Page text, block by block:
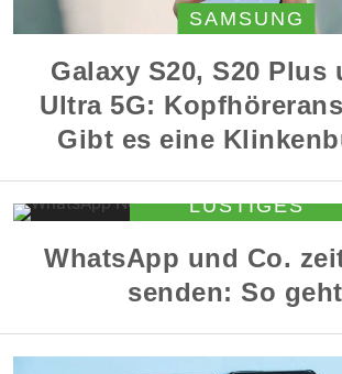
SAMSUNG
Galaxy S20, S20 Plus
Ultra 5G:
Gibt es eine
SPRÜCHE &
LUSTIGES
WhatsApp und Co.
senden: So